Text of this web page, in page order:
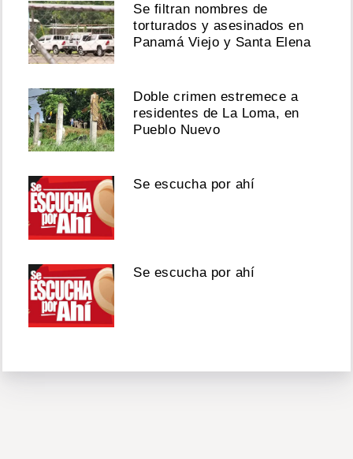
Se filtran nombres de
torturados y asesinados en
Panamá Viejo y Santa Elena
Doble crimen estremece a
residentes de La Loma, en
Pueblo Nuevo
Se escucha por ahí
Se escucha por ahí